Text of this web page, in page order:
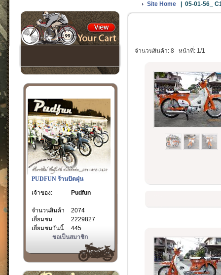
PUDFUN ร้านปัดฝุ่น
เจ้าของ:
Pudfun
จำนวนสินค้า
2074
เยี่ยมชม
2229827
เยี่ยมชมวันนี้
445
ขอเป็นสมาชิก
Site Home| 05-01-56_
จำนวนสินค้า: 8 หน้าที่: 1/1